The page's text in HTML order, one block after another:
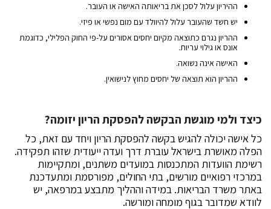
ההיריון עלול לסכן את בריאותה האישה או העובר.
יש חשד שהעובר עלול להיוולד עם מום נפשי או פיזי.
ההריון נגרם כתוצאה מקיום יחסים אסורים על-פי החוק הפלילי, כדוגמת
אונס או גילוי עריות.
האישה אינה נשואה.
ההריון הוא תוצאה של יחסים מחוץ לנישואין.
כיצד ולמי מוגשת הבקשה להפסקת הריון יזומה?
כל אישה יכולה להגיש בקשה להפסקת הריון ויחד עם זאת, כל
הפלה מאושרת בישראל עוברת דרך ועדה ייעודית שזהו תפקידה.
רשימת הוועדות המתכנסות במועדים משתנים, ומתקיימות
במרכזי רפואיים מורשים, בתי החולים, מפורסמת ומתעדכנת
באתר משרד הבריאות. במידה וההליך מתבצע במרפאה, יש
לוודא שמדובר בגוף מומחה ומורשה.